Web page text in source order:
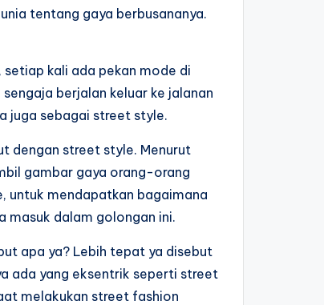
tentang gaya berbusananya.
setiap kali ada pekan mode di
berjalan keluar ke jalanan
juga sebagai street style.
dengan street style. Menurut
gambar gaya orang-orang
untuk mendapatkan bagaimana
masuk dalam golongan ini.
apa ya? Lebih tepat ya disebut
ada yang eksentrik seperti street
melakukan street fashion